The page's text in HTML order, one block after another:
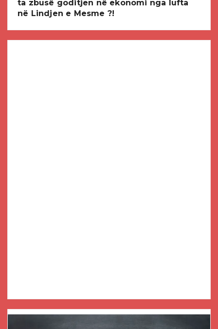
ta zbusë goditjen në ekonomi nga lufta
në Lindjen e Mesme ?!